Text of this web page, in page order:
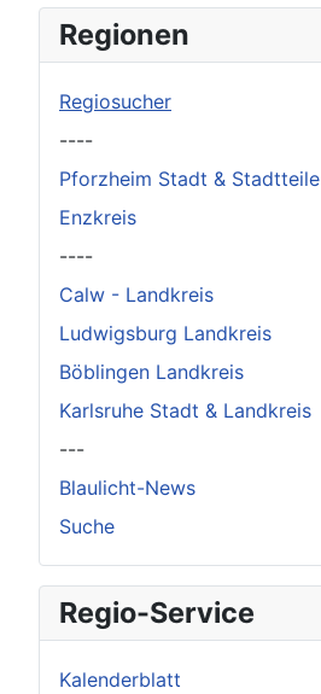
Original herunterladen
Regionen
Regiosucher
----
Pforzheim Stadt & Stadtteile
Enzkreis
----
Calw - Landkreis
Ludwigsburg Landkreis
Böblingen Landkreis
Karlsruhe Stadt & Landkreis
---
Blaulicht-News
Suche
Regio-Service
Kalenderblatt